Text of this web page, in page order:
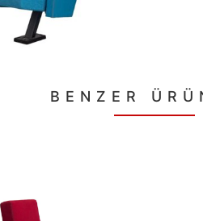
BENZER